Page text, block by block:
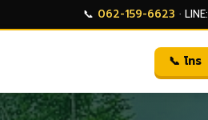
📞 062-159-6623 · LINE:
📞 โทร